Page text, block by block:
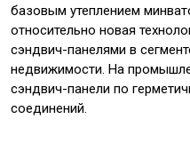
базовым утеплением
относительно новая
сэндвич-панелями в
недвижимости. На
сэндвич-панели по
соединений.